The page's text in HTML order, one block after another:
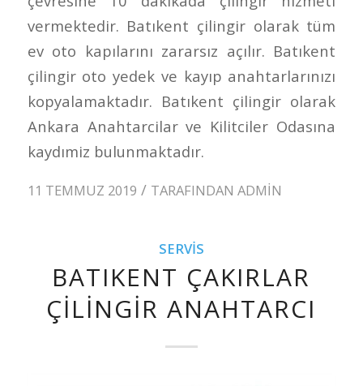
vermektedir. Batıkent çilingir olarak tüm
ev oto kapılarını zararsız açılır. Batıkent
çilingir oto yedek ve kayıp anahtarlarınızı
kopyalamaktadır. Batıkent çilingir olarak
Ankara Anahtarcilar ve Kilitciler Odasına
kaydımiz bulunmaktadır.
11 TEMMUZ 2019 / TARAFINDAN ADMIN
SERVIS
BATIKENT ÇAKIRLAR
ÇILINGIR ANAHTARCI